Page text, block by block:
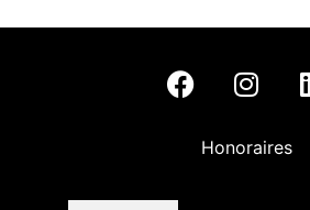
Honoraires